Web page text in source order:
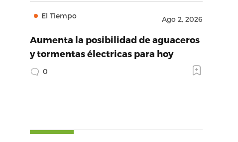
El Tiempo Ago 2, 2026
Aumenta la posibilidad de aguaceros
y tormentas électricas para hoy
0